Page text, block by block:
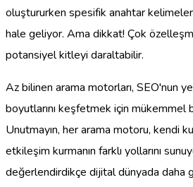
oluştururken spesifik anahtar
hale geliyor. Ama dikkat! Çok
potansiyel kitleyi daraltabilir.
Az bilinen arama motorları, SEO'nun
boyutlarını keşfetmek için mükemmel
Unutmayın, her arama motoru, kendi
etkileşim kurmanın farklı yollarını
değerlendirdikçe dijital dünyada daha